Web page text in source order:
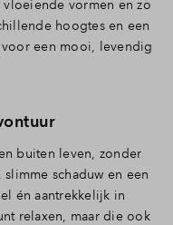
vormen en zo
hoogtes en een
voor een mooi, levendig
buiten leven, zonder
schaduw en een
én aantrekkelijk in
relaxen, maar die ook